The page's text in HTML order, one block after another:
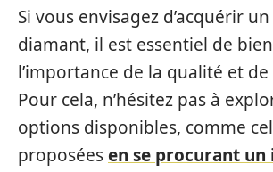
Si vous envisagez d’acquérir
diamant, il est essentiel de
l’importance de la qualité et
Pour cela, n’hésitez pas à
options disponibles, comme
proposéesen se procurant